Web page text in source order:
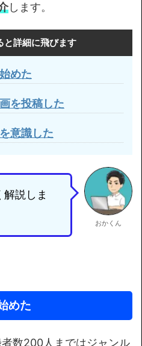
します。
と詳細に飛びます
めた
を投稿した
意識した
説しま
おかくん
めた
数200人まではジャンル